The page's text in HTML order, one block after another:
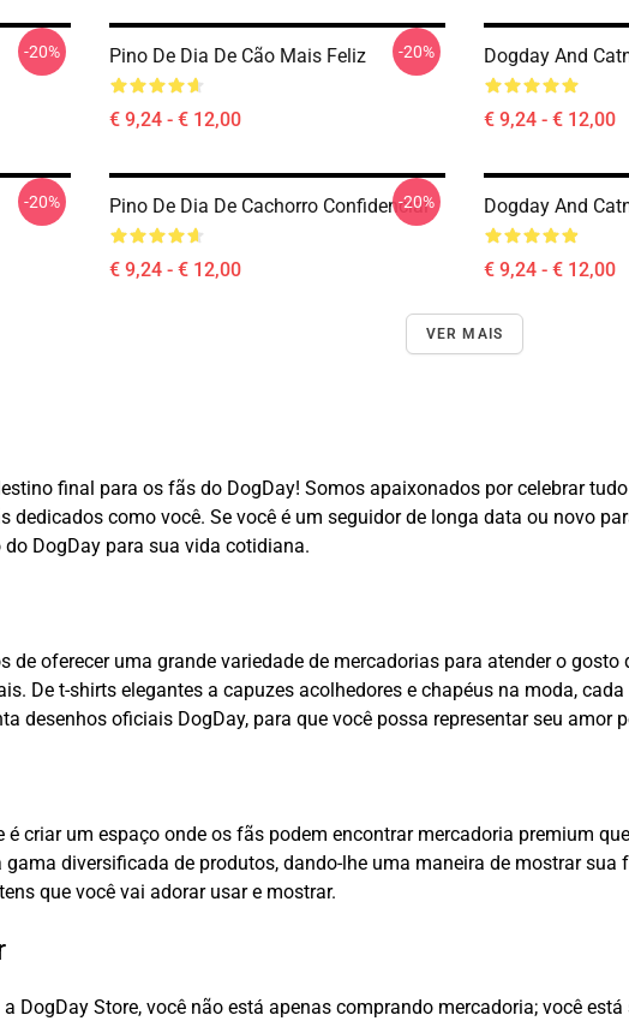
-20% Pino De Dia De Cão Mais Feliz
€ 9,24 - € 12,00
-20% Dogday And
€ 9,24 - € 12,00
-20% Pino De Dia De Cachorro Confidencial
€ 9,24 - € 12,00
-20% Dogday And
€ 9,24 - € 12,00
VER MAIS
final para os fãs do DogDay! Somos apaixonados por celebrar
dedicados como você. Se você é um seguidor de longa data ou novo
DogDay para sua vida cotidiana.
de oferecer uma grande variedade de mercadorias para atender o
De t-shirts elegantes a capuzes acolhedores e chapéus na moda,
desenhos oficiais DogDay, para que você possa representar seu amor
é criar um espaço onde os fãs podem encontrar mercadoria premium
diversificada de produtos, dando-lhe uma maneira de mostrar
que você vai adorar usar e mostrar.
DogDay Store, você não está apenas comprando mercadoria; você